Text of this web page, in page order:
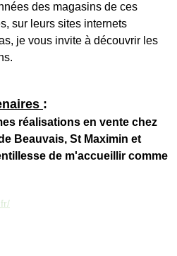
des magasins de ces
sur leurs sites internets
je vous invite à découvrir les
:
réalisations en vente chez
Beauvais, St Maximin et
de m'accueillir comme